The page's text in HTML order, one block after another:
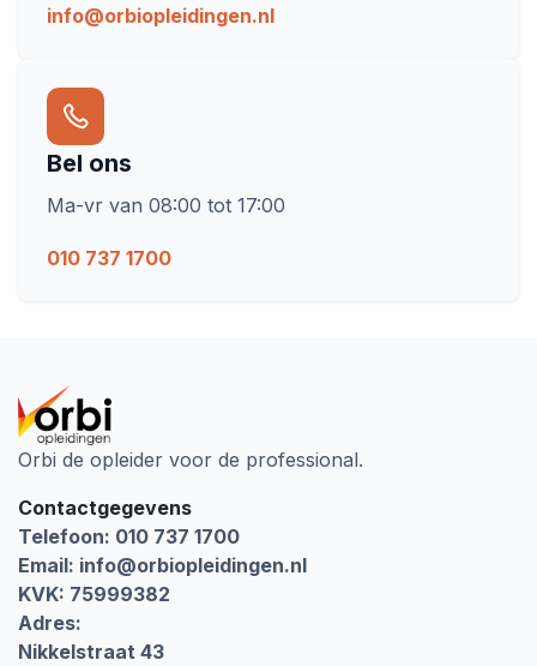
info@orbiopleidingen.nl
Bel ons
Ma-vr van 08:00 tot 17:00
010 737 1700
Orbi de opleider voor de professional.
Contactgegevens
Telefoon: 010 737 1700
Email: info@orbiopleidingen.nl
KVK: 75999382
Adres:
Nikkelstraat 43